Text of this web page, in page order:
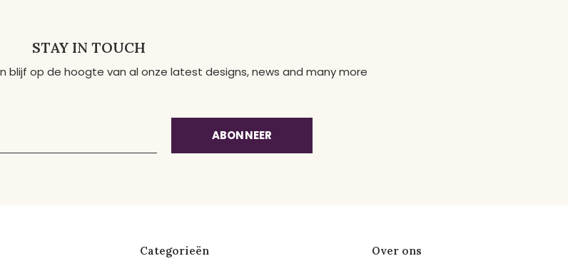
STAY IN TOUCH
blijf op de hoogte van al onze latest designs, news and many more
ABONNEER
Categorieën Over ons